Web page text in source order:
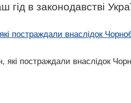
гід в законодавстві
постраждали внаслідок
які постраждали внаслідок